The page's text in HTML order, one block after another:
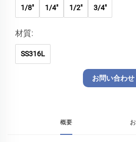
1/8" 1/4" 1/2" 3/4"
材質:
SS316L
お問い合わせ
概要